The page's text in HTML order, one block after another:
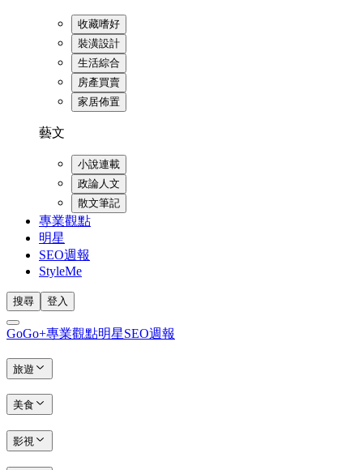
收藏嗜好
裝潢設計
生活綜合
房產買賣
家居佈置
藝文
小說連載
政論人文
散文筆記
專業觀點
明星
SEO週報
StyleMe
搜尋 登入
GoGo+專業觀點明星SEO週報
旅遊
美食
影視